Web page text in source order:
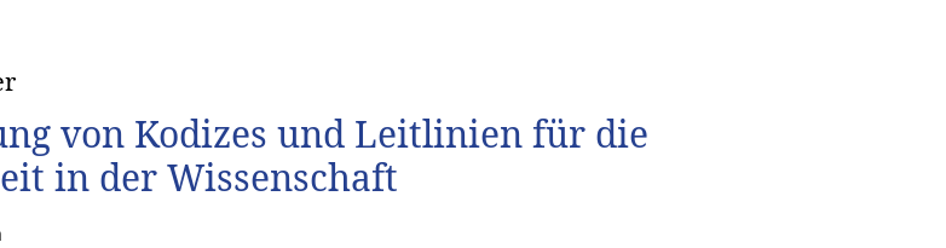
von Kodizes und Leitlinien für die
in der Wissenschaft